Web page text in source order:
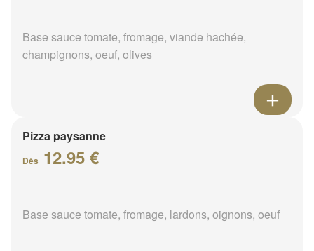
Base sauce tomate, fromage, viande hachée,
champignons, oeuf, olives
Pizza paysanne
Dès 12.95 €
Base sauce tomate, fromage, lardons, oignons, oeuf